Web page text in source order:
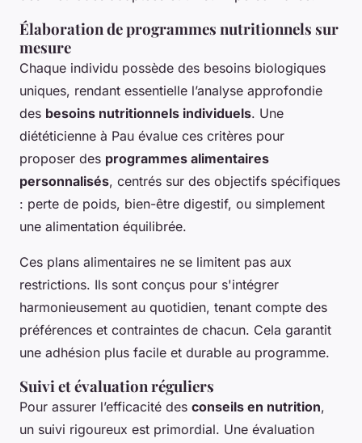
Élaboration de programmes nutritionnels sur
mesure
Chaque individu possède des besoins biologiques
uniques, rendant essentielle l’analyse approfondie
des besoins nutritionnels individuels. Une
diététicienne à Pau évalue ces critères pour
proposer des programmes alimentaires
personnalisés, centrés sur des objectifs spécifiques
: perte de poids, bien-être digestif, ou simplement
une alimentation équilibrée.
Ces plans alimentaires ne se limitent pas aux
restrictions. Ils sont conçus pour s'intégrer
harmonieusement au quotidien, tenant compte des
préférences et contraintes de chacun. Cela garantit
une adhésion plus facile et durable au programme.
Suivi et évaluation réguliers
Pour assurer l’efficacité des conseils en nutrition,
un suivi rigoureux est primordial. Une évaluation